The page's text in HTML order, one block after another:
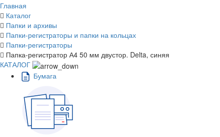
Главная
Каталог
Папки и архивы
Папки-регистраторы и папки на кольцах
Папки-регистраторы
Папка-регистратор А4 50 мм двустор. Delta, синяя
КАТАЛОГ
Бумага